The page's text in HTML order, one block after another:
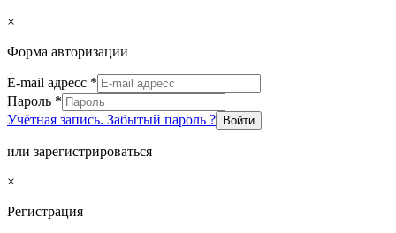
×
Форма авторизации
E-mail адресс *
Пароль *
Учётная запись. Забытый пароль ?
Войти
или зарегистрироваться
×
Регистрация